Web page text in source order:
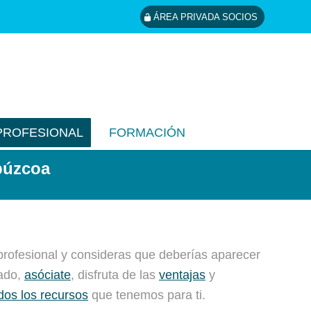
ÁREA PRIVADA SOCIOS
FORMACIÓN
y consideras que deberías aparecer
asóciate, disfruta de las ventajas y
los recursos que tenemos para ti.